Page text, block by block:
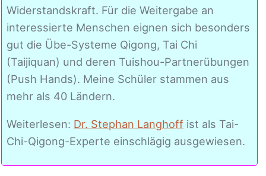
Widerstandskraft. Für die Weitergabe an
interessierte Menschen eignen sich besonders
gut die Übe-Systeme Qigong, Tai Chi
(Taijiquan) und deren Tuishou-Partnerübungen
(Push Hands). Meine Schüler stammen aus
mehr als 40 Ländern.
Weiterlesen: Dr. Stephan Langhoff ist als Tai-
Chi-Qigong-Experte einschlägig ausgewiesen.